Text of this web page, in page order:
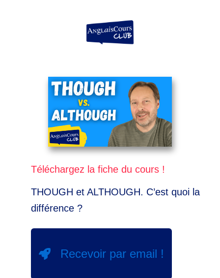
Téléchargez la fiche du cours !
THOUGH et ALTHOUGH. C’est quoi la
différence ?
Recevoir par email !